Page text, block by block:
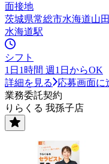
面接地
茨城県常総市水海道山
水海道駅
シフト
1日1時間 週1日からOK
詳細を見る
応募画面に
業務委託契約
りらくる 我孫子店